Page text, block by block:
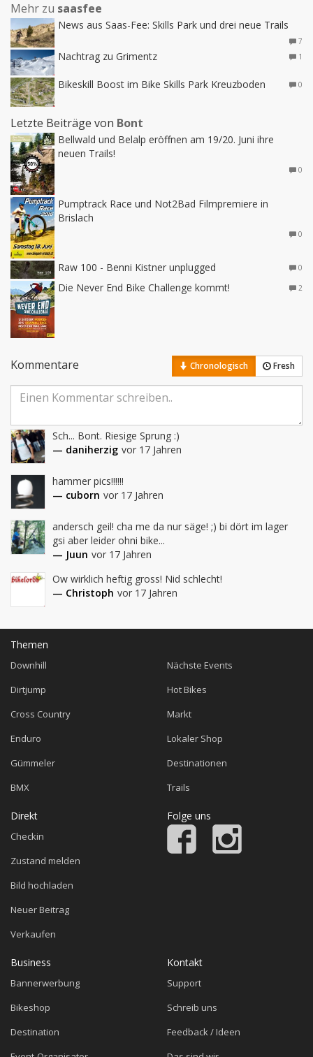
Mehr zu saasfee
News aus Saas-Fee: Skills Park und drei neue Trails
7
Nachtrag zu Grimentz 1
Bikeskill Boost im Bike Skills Park Kreuzboden 0
Letzte Beiträge von Bont
Bellwald und Belalp eröffnen am 19/20. Juni ihre
neuen Trails!
0
Pumptrack Race und Not2Bad Filmpremiere in
Brislach
0
Raw 100 - Benni Kistner unplugged 0
Die Never End Bike Challenge kommt! 2
Kommentare Chronologisch Fresh
Sch... Bont. Riesige Sprung :)
— daniherzig vor 17 Jahren
hammer pics!!!!!!
— cuborn vor 17 Jahren
andersch geil! cha me da nur säge! ;) bi dört im lager
gsi aber leider ohni bike...
— Juun vor 17 Jahren
Ow wirklich heftig gross! Nid schlecht!
— Christoph vor 17 Jahren
Themen
Downhill
Dirtjump
Cross Country
Enduro
Gümmeler
BMX
Nächste Events
Hot Bikes
Markt
Lokaler Shop
Destinationen
Trails
Direkt
Checkin
Zustand melden
Bild hochladen
Neuer Beitrag
Verkaufen
Folge uns
Business
Bannerwerbung
Bikeshop
Destination
Kontakt
Support
Schreib uns
Feedback / Ideen